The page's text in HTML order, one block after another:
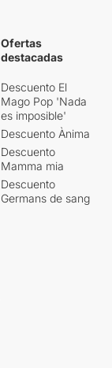
Ofertas
destacadas
Descuento El
Mago Pop 'Nada
es imposible'
Descuento Ànima
Descuento
Mamma mia
Descuento
Germans de sang